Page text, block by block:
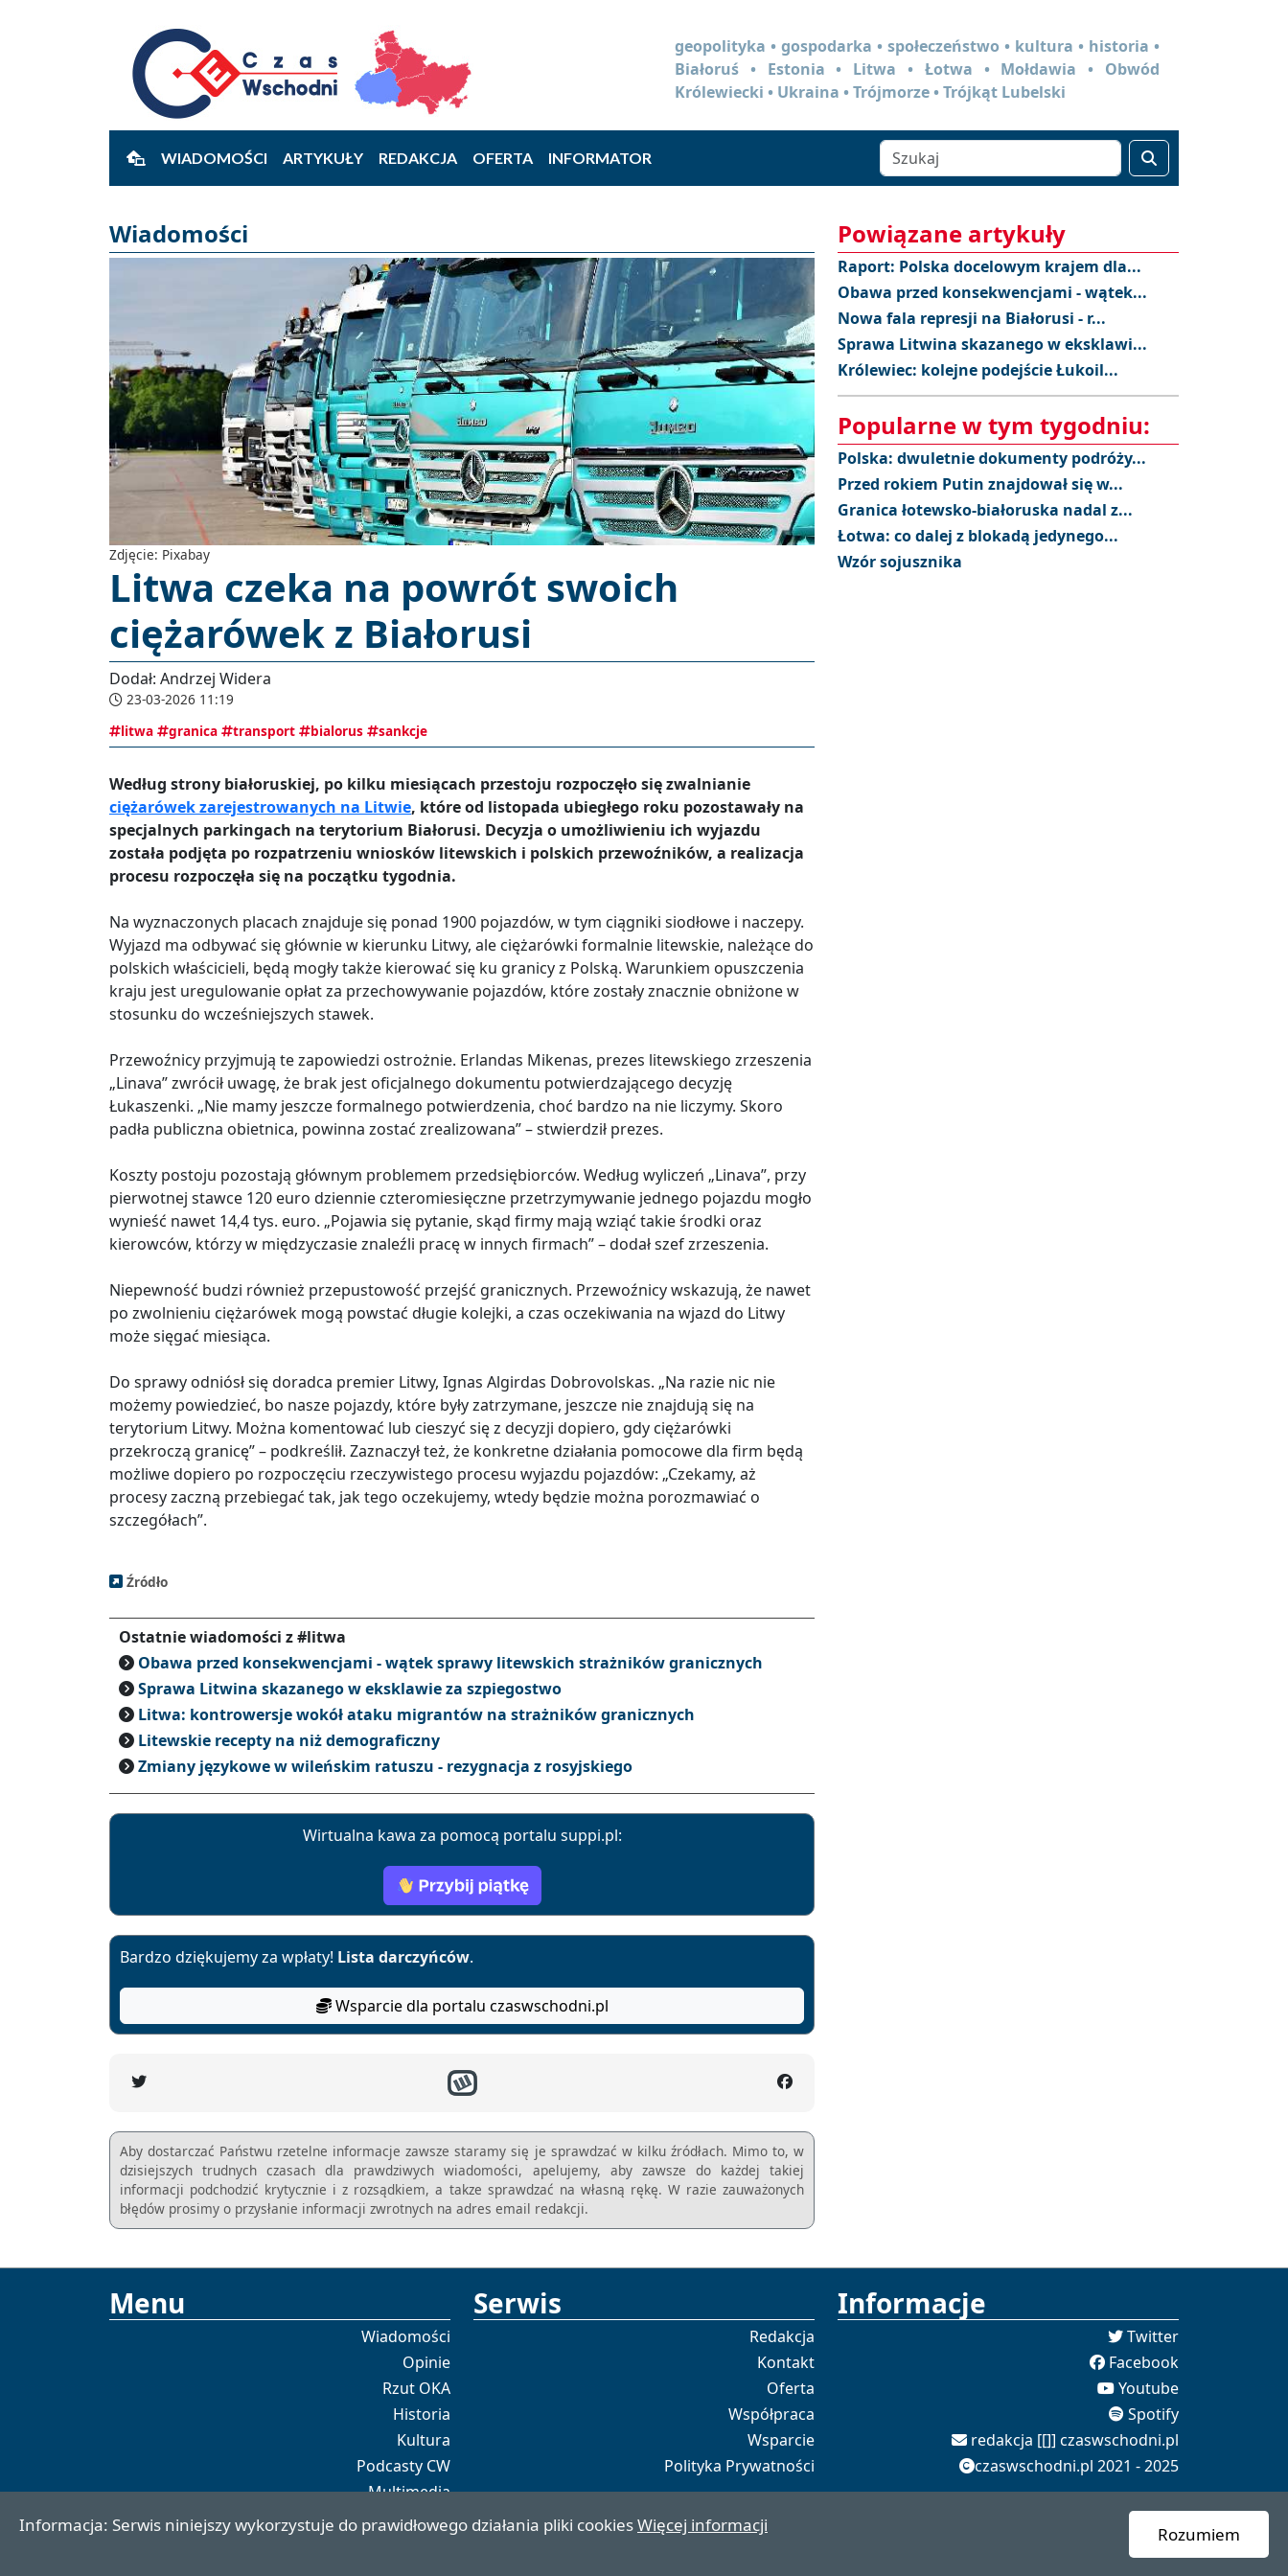
geopolityka • gospodarka • społeczeństwo • kultura • historia •
Białoruś • Estonia • Litwa • Łotwa • Mołdawia • Obwód
Królewiecki • Ukraina • Trójmorze • Trójkąt Lubelski
WIADOMOŚCI ARTYKUŁY REDAKCJA OFERTA INFORMATOR
Wiadomości
Zdjęcie: Pixabay
Litwa czeka na powrót swoich
ciężarówek z Białorusi
Dodał: Andrzej Widera
23-03-2026 11:19
litwa
granica transport bialorus sankcje
Według strony białoruskiej, po kilku miesiącach przestoju rozpoczęło się zwalnianie
ciężarówek zarejestrowanych na Litwie, które od listopada ubiegłego roku pozostawały na
specjalnych parkingach na terytorium Białorusi. Decyzja o umożliwieniu ich wyjazdu
została podjęta po rozpatrzeniu wniosków litewskich i polskich przewoźników, a realizacja
procesu rozpoczęła się na początku tygodnia.
Na wyznaczonych placach znajduje się ponad 1900 pojazdów, w tym ciągniki siodłowe i naczepy.
Wyjazd ma odbywać się głównie w kierunku Litwy, ale ciężarówki formalnie litewskie, należące do
polskich właścicieli, będą mogły także kierować się ku granicy z Polską. Warunkiem opuszczenia
kraju jest uregulowanie opłat za przechowywanie pojazdów, które zostały znacznie obniżone w
stosunku do wcześniejszych stawek.
Przewoźnicy przyjmują te zapowiedzi ostrożnie. Erlandas Mikenas, prezes litewskiego zrzeszenia
„Linava” zwrócił uwagę, że brak jest oficjalnego dokumentu potwierdzającego decyzję
Łukaszenki. „Nie mamy jeszcze formalnego potwierdzenia, choć bardzo na nie liczymy. Skoro
padła publiczna obietnica, powinna zostać zrealizowana” – stwierdził prezes.
Koszty postoju pozostają głównym problemem przedsiębiorców. Według wyliczeń „Linava”, przy
pierwotnej stawce 120 euro dziennie czteromiesięczne przetrzymywanie jednego pojazdu mogło
wynieść nawet 14,4 tys. euro. „Pojawia się pytanie, skąd firmy mają wziąć takie środki oraz
kierowców, którzy w międzyczasie znaleźli pracę w innych firmach” – dodał szef zrzeszenia.
Niepewność budzi również przepustowość przejść granicznych. Przewoźnicy wskazują, że nawet
po zwolnieniu ciężarówek mogą powstać długie kolejki, a czas oczekiwania na wjazd do Litwy
może sięgać miesiąca.
Do sprawy odniósł się doradca premier Litwy, Ignas Algirdas Dobrovolskas. „Na razie nic nie
możemy powiedzieć, bo nasze pojazdy, które były zatrzymane, jeszcze nie znajdują się na
terytorium Litwy. Można komentować lub cieszyć się z decyzji dopiero, gdy ciężarówki
przekroczą granicę” – podkreślił. Zaznaczył też, że konkretne działania pomocowe dla firm będą
możliwe dopiero po rozpoczęciu rzeczywistego procesu wyjazdu pojazdów: „Czekamy, aż
procesy zaczną przebiegać tak, jak tego oczekujemy, wtedy będzie można porozmawiać o
szczegółach”.
Źródło
Ostatnie wiadomości z #litwa
Obawa przed konsekwencjami - wątek sprawy litewskich strażników granicznych
Sprawa Litwina skazanego w eksklawie za szpiegostwo
Litwa: kontrowersje wokół ataku migrantów na strażników granicznych
Litewskie recepty na niż demograficzny
Zmiany językowe w wileńskim ratuszu - rezygnacja z rosyjskiego
Wirtualna kawa za pomocą portalu suppi.pl:
Bardzo dziękujemy za wpłaty! Lista darczyńców.
Wsparcie dla portalu czaswschodni.pl
Aby dostarczać Państwu rzetelne informacje zawsze staramy się je sprawdzać w kilku źródłach. Mimo to, w
dzisiejszych trudnych czasach dla prawdziwych wiadomości, apelujemy, aby zawsze do każdej takiej
informacji podchodzić krytycznie i z rozsądkiem, a takze sprawdzać na własną rękę. W razie zauważonych
błędów prosimy o przysłanie informacji zwrotnych na adres email redakcji.
Powiązane artykuły
Raport: Polska docelowym krajem dla...
Obawa przed konsekwencjami - wątek...
Nowa fala represji na Białorusi - r...
Sprawa Litwina skazanego w eksklawi...
Królewiec: kolejne podejście Łukoil...
Popularne w tym tygodniu:
Polska: dwuletnie dokumenty podróży...
Przed rokiem Putin znajdował się w...
Granica łotewsko-białoruska nadal z...
Łotwa: co dalej z blokadą jedynego...
Wzór sojusznika
Menu
Wiadomości
Opinie
Rzut OKA
Historia
Kultura
Podcasty CW
Multimedia
Portal
Serwis
Redakcja
Kontakt
Oferta
Współpraca
Wsparcie
Polityka Prywatności
Informacje
Twitter
Facebook
Youtube
Spotify
redakcja [[]] czaswschodni.pl
czaswschodni.pl 2021 - 2025
Informacja: Serwis niniejszy wykorzystuje do prawidłowego działania pliki cookiesWięcej informacji Rozumiem